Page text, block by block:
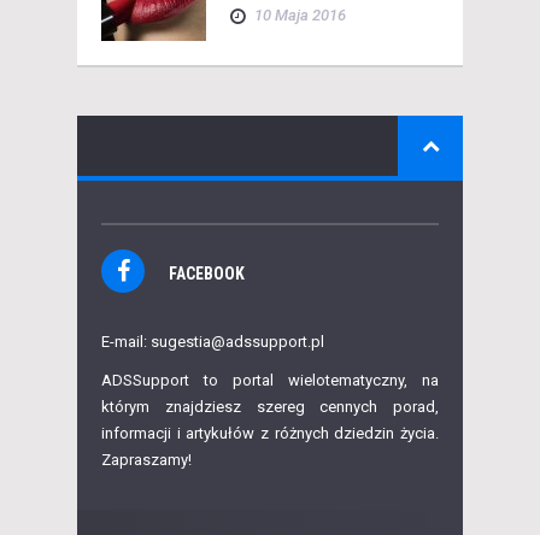
10 Maja 2016
FACEBOOK
E-mail: sugestia@adssupport.pl
ADSSupport to portal wielotematyczny, na
którym znajdziesz szereg cennych porad,
informacji i artykułów z różnych dziedzin życia.
Zapraszamy!